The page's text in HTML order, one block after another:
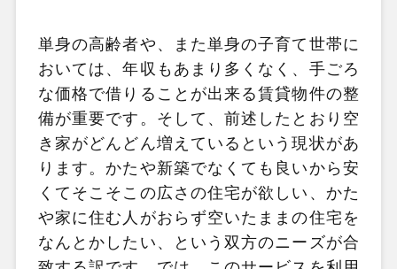
単身の高齢者や、また単身の子育て世帯に
おいては、年収もあまり多くなく、手ごろ
な価格で借りることが出来る賃貸物件の整
備が重要です。そして、前述したとおり空
き家がどんどん増えているという現状があ
ります。かたや新築でなくても良いから安
くてそこそこの広さの住宅が欲しい、かた
や家に住む人がおらず空いたままの住宅を
なんとかしたい、という双方のニーズが合